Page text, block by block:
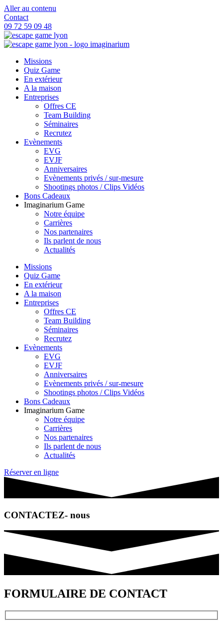
Aller au contenu
Contact
09 72 59 09 48
Missions
Quiz Game
En extérieur
A la maison
Entreprises
Offres CE
Team Building
Séminaires
Recrutez
Evènements
EVG
EVJF
Anniversaires
Evènements privés / sur-mesure
Shootings photos / Clips Vidéos
Bons Cadeaux
Imaginarium Game
Notre équipe
Carrières
Nos partenaires
Ils parlent de nous
Actualités
Missions
Quiz Game
En extérieur
A la maison
Entreprises
Offres CE
Team Building
Séminaires
Recrutez
Evènements
EVG
EVJF
Anniversaires
Evènements privés / sur-mesure
Shootings photos / Clips Vidéos
Bons Cadeaux
Imaginarium Game
Notre équipe
Carrières
Nos partenaires
Ils parlent de nous
Actualités
Réserver en ligne
CONTACTEZ- nous
FORMULAIRE DE CONTACT